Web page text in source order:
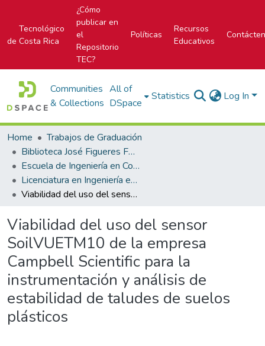
Tecnológico
de Costa Rica
¿Cómo
publicar en
el
Repositorio
TEC?
Políticas
Recursos
Educativos
Communities
& Collections
All of
DSpace
Statistics Log In
Home
Trabajos de Graduación
Biblioteca José Figueres Ferrer
Escuela de Ingeniería en Construcción
Licenciatura en Ingeniería en Construcción
Viabilidad del uso del sensor SoilVUETM10 de la empresa Campbell Scientific para la instrumentación y análisis de estabilidad de taludes de suelos plásticos
Viabilidad del uso del sensor
SoilVUETM10 de la empresa
Campbell Scientific para la
instrumentación y análisis de
estabilidad de taludes de suelos
plásticos